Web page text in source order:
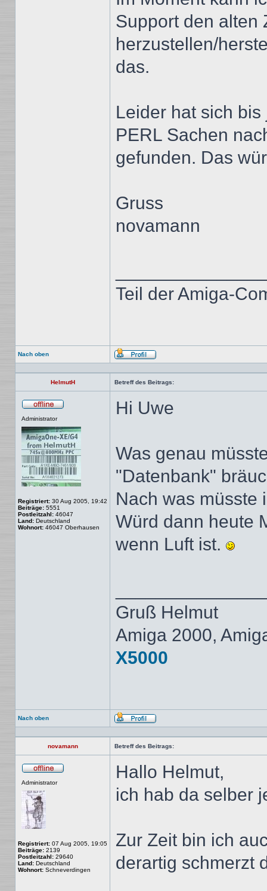
Support den alten
herzustellen/
das.
Leider hat sich
PERL Sachen
gefunden. Das
Gruss
novamann
Teil der Amiga-
Nach oben
Profil
HelmutH Betreff des Beitrags:
Administrator
Registriert: 30 Aug 2005, 19:42
Beiträge: 5551
Postleitzahl: 46047
Land: Deutschland
Wohnort: 46047 Oberhausen
Hi Uwe
Was genau
"Datenbank"
Nach was
Würd dann heute
wenn Luft ist.
Gruß Helmut
Amiga 2000,
X5000
Nach oben
Profil
novamann Betreff des Beitrags:
Administrator
Registriert: 07 Aug 2005, 19:05
Beiträge: 2139
Postleitzahl: 29640
Land: Deutschland
Wohnort: Schneverdingen
Hallo Helmut,
ich hab da selber
Zur Zeit bin ich
derartig schmerzt